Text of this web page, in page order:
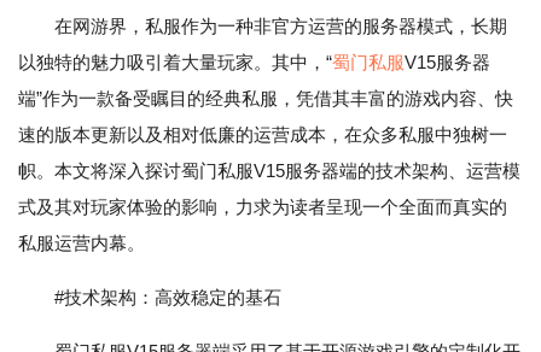
在网游界，私服作为一种非官方运营的服务器模式，长期
以独特的魅力吸引着大量玩家。其中，“蜀门私服V15服务器
端”作为一款备受瞩目的经典私服，凭借其丰富的游戏内容、快
速的版本更新以及相对低廉的运营成本，在众多私服中独树一
帜。本文将深入探讨蜀门私服V15服务器端的技术架构、运营模
式及其对玩家体验的影响，力求为读者呈现一个全面而真实的
私服运营内幕。
#技术架构：高效稳定的基石